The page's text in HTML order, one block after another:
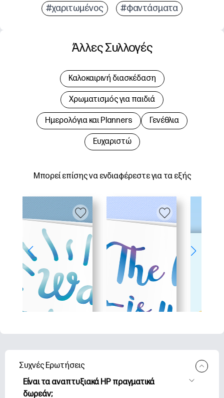
#χαριτωμένος #φαντάσματα
Μπορεί επίσης να ενδιαφέρεστε για τα εξής
Άλλες Συλλογές
Καλοκαιρινή διασκέδαση
Χρωματισμός για παιδιά
Hμερολόγια και Planners Γενέθλια
Ευχαριστώ
Συχνές Ερωτήσεις
Είναι τα αναπτυξιακά HP πραγματικά
δωρεάν;